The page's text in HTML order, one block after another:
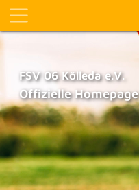
FSV 06 Kölleda e.V.
Offizielle Homepage